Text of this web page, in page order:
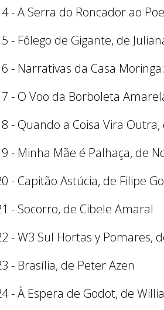
- A Serra do Roncador ao
- Fôlego de Gigante, de
- Narrativas da Casa
- O Voo da Borboleta
- Quando a Coisa Vira
- Minha Mãe é Palhaça, de
- Capitão Astúcia, de Filipe
- Socorro, de Cibele Amaral
- W3 Sul Hortas y Pomares,
- Brasília, de Peter Azen
- À Espera de Godot, de